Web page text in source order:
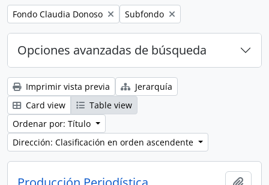
Remove filter:
Fondo Claudia Donoso Remove filter:
Subfondo
Opciones avanzadas de búsqueda
Imprimir vista previa
Jerarquía
Card view
Table view
Ordenar por: Título
Dirección: Clasificación en orden ascendente